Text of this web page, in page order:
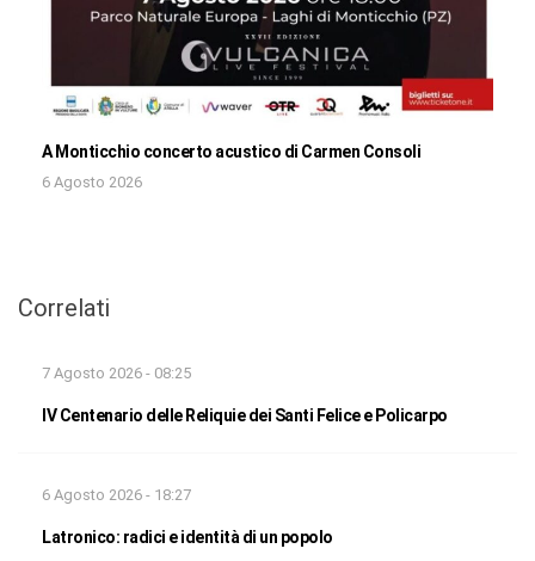
A Monticchio concerto acustico di Carmen Consoli
6 Agosto 2026
Correlati
7 Agosto 2026 - 08:25
IV Centenario delle Reliquie dei Santi Felice e Policarpo
6 Agosto 2026 - 18:27
Latronico: radici e identità di un popolo